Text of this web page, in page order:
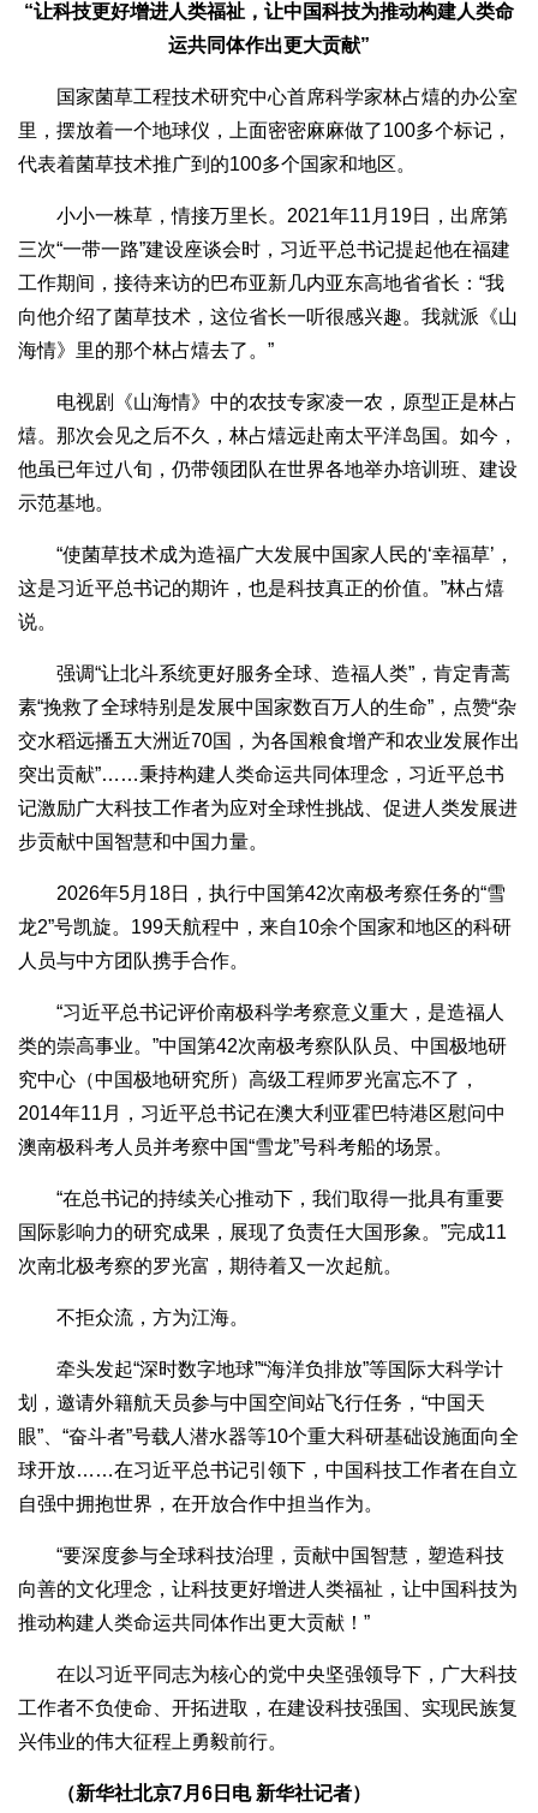
“让科技更好增进人类福祉，让中国科技为推动构建人类命
运共同体作出更大贡献”
国家菌草工程技术研究中心首席科学家林占熺的办公室
里，摆放着一个地球仪，上面密密麻麻做了100多个标记，
代表着菌草技术推广到的100多个国家和地区。
小小一株草，情接万里长。2021年11月19日，出席第
三次“一带一路”建设座谈会时，习近平总书记提起他在福建
工作期间，接待来访的巴布亚新几内亚东高地省省长：“我
向他介绍了菌草技术，这位省长一听很感兴趣。我就派《山
海情》里的那个林占熺去了。”
电视剧《山海情》中的农技专家凌一农，原型正是林占
熺。那次会见之后不久，林占熺远赴南太平洋岛国。如今，
他虽已年过八旬，仍带领团队在世界各地举办培训班、建设
示范基地。
“使菌草技术成为造福广大发展中国家人民的‘幸福草’，
这是习近平总书记的期许，也是科技真正的价值。”林占熺
说。
强调“让北斗系统更好服务全球、造福人类”，肯定青蒿
素“挽救了全球特别是发展中国家数百万人的生命”，点赞“杂
交水稻远播五大洲近70国，为各国粮食增产和农业发展作出
突出贡献”……秉持构建人类命运共同体理念，习近平总书
记激励广大科技工作者为应对全球性挑战、促进人类发展进
步贡献中国智慧和中国力量。
2026年5月18日，执行中国第42次南极考察任务的“雪
龙2”号凯旋。199天航程中，来自10余个国家和地区的科研
人员与中方团队携手合作。
“习近平总书记评价南极科学考察意义重大，是造福人
类的崇高事业。”中国第42次南极考察队队员、中国极地研
究中心（中国极地研究所）高级工程师罗光富忘不了，
2014年11月，习近平总书记在澳大利亚霍巴特港区慰问中
澳南极科考人员并考察中国“雪龙”号科考船的场景。
“在总书记的持续关心推动下，我们取得一批具有重要
国际影响力的研究成果，展现了负责任大国形象。”完成11
次南北极考察的罗光富，期待着又一次起航。
不拒众流，方为江海。
牵头发起“深时数字地球”“海洋负排放”等国际大科学计
划，邀请外籍航天员参与中国空间站飞行任务，“中国天
眼”、“奋斗者”号载人潜水器等10个重大科研基础设施面向全
球开放……在习近平总书记引领下，中国科技工作者在自立
自强中拥抱世界，在开放合作中担当作为。
“要深度参与全球科技治理，贡献中国智慧，塑造科技
向善的文化理念，让科技更好增进人类福祉，让中国科技为
推动构建人类命运共同体作出更大贡献！”
在以习近平同志为核心的党中央坚强领导下，广大科技
工作者不负使命、开拓进取，在建设科技强国、实现民族复
兴伟业的伟大征程上勇毅前行。
（新华社北京7月6日电 新华社记者）